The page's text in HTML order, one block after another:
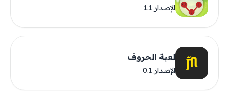
الإصدار 1.1
لعبة الحروف
الإصدار 0.1